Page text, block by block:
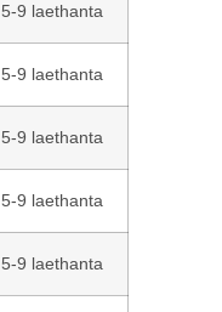
5-9 laethanta
5-9 laethanta
5-9 laethanta
5-9 laethanta
5-9 laethanta